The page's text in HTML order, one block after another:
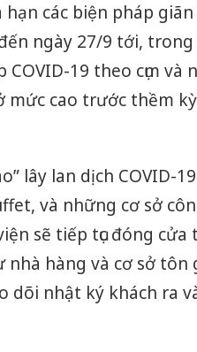
các biện pháp giãn
ngày 27/9 tới,
19 theo cụm và
mức cao trước thềm
lây lan dịch COVID-
và những cơ sở
sẽ tiếp tục đóng cửa
hàng và cơ sở tôn
dõi nhật ký khách ra